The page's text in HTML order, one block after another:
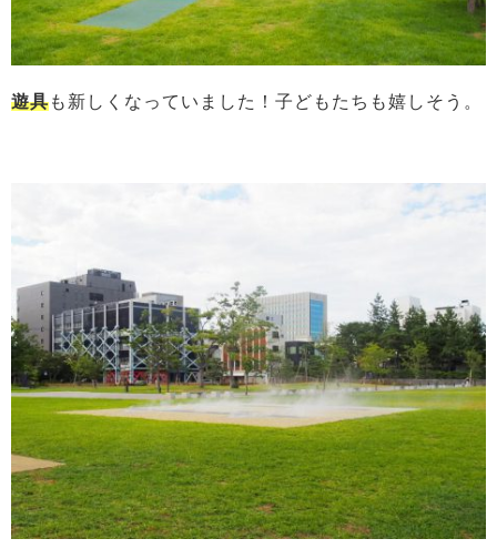
遊具も新しくなっていました！子どもたちも嬉しそう。